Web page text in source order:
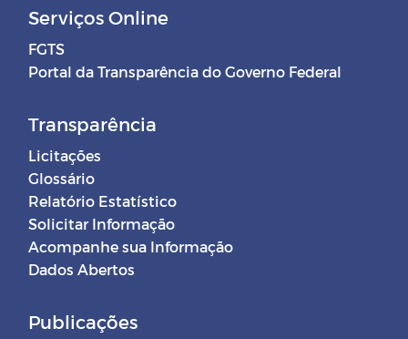
Serviços Online
FGTS
Portal da Transparência do Governo Federal
Transparência
Licitações
Glossário
Relatório Estatístico
Solicitar Informação
Acompanhe sua Informação
Dados Abertos
Publicações